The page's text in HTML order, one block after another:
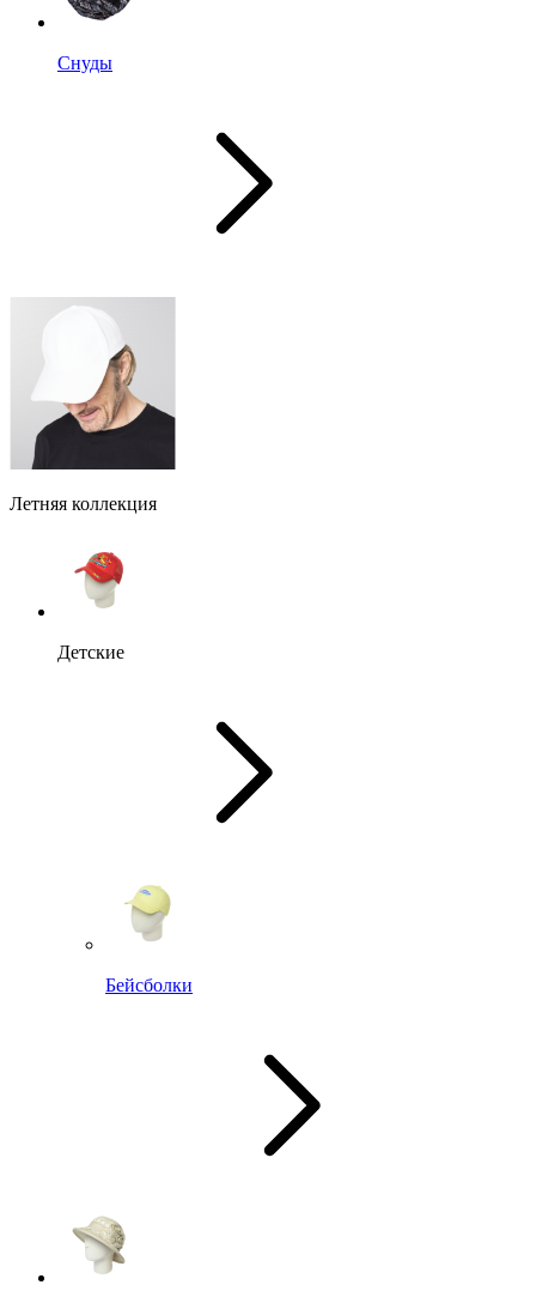
Снуды
Летняя коллекция
Детские
Бейсболки